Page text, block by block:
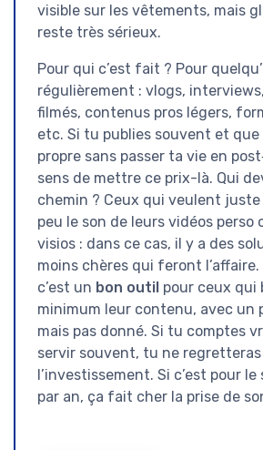
visible sur les vêtements, mais
reste très sérieux.
Pour qui c’est fait ? Pour
régulièrement : vlogs,
filmés, contenus pros légers,
etc. Si tu publies souvent et
propre sans passer ta vie en
sens de mettre ce prix-là. Qui
chemin ? Ceux qui veulent juste
peu le son de leurs vidéos perso
visios : dans ce cas, il y a des
moins chères qui feront l’affaire.
c’est un bon outil pour ceux qui
minimum leur contenu, avec un
mais pas donné. Si tu comptes
servir souvent, tu ne regretteras
l’investissement. Si c’est pour
par an, ça fait cher la prise de